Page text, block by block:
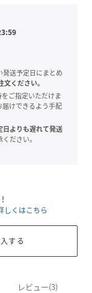
送予定日にまとめ
ください。
ご指定いただけま
けできるよう手配
よりも遅れて発送
ださい。
しくはこちら
する
レビュー(3)